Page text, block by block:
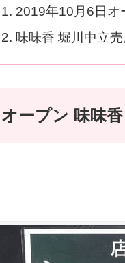
2019年10月6日オ
味味香 堀川中立
ープン 味味